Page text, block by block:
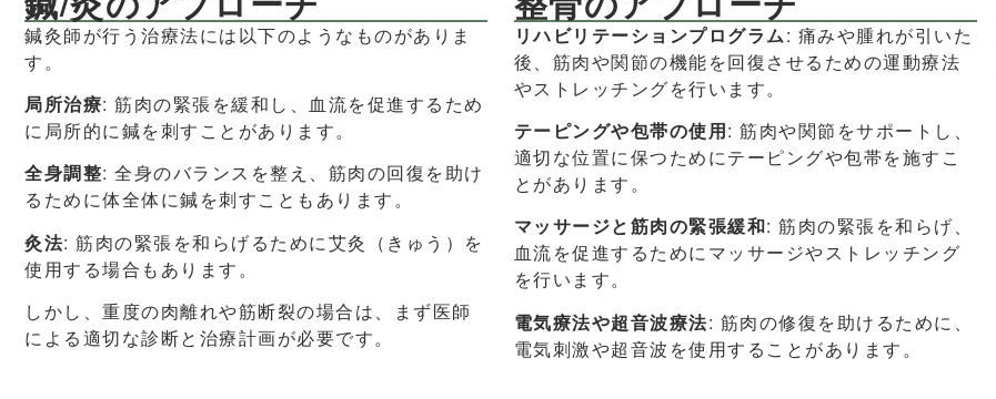
鍼灸師が行う治療法には以下のようなものがありま
す。
局所治療: 筋肉の緊張を緩和し、血流を促進するため
に局所的に鍼を刺すことがあります。
全身調整: 全身のバランスを整え、筋肉の回復を助け
るために体全体に鍼を刺すこともあります。
灸法: 筋肉の緊張を和らげるために艾灸（きゅう）を
使用する場合もあります。
しかし、重度の肉離れや筋断裂の場合は、まず医師
による適切な診断と治療計画が必要です。
リハビリテーションプログラム: 痛みや腫れが引いた
後、筋肉や関節の機能を回復させるための運動療法
やストレッチングを行います。
テーピングや包帯の使用: 筋肉や関節をサポートし、
適切な位置に保つためにテーピングや包帯を施すこ
とがあります。
マッサージと筋肉の緊張緩和: 筋肉の緊張を和らげ、
血流を促進するためにマッサージやストレッチング
を行います。
電気療法や超音波療法: 筋肉の修復を助けるために、
電気刺激や超音波を使用することがあります。